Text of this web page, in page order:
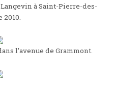
à Saint-Pierre-des-
2010
l’avenue de Grammont.